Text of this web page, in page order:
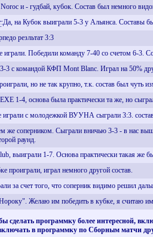
и - гудбай, кубок. Состав был немного
:Да, на Кубок выиграли 5-3 у Альянса. Составы
резльтат 3:3
играли. Победили команду 7-40 со счетом 6-3.
3 с командой КФП Mont Blanc. Играл на 50%
но не так крупно, т.к. состав был чуть
1-4, основа была практически та же, но
играли с молодежкой ВУУНА сыграли 3:3.
же соперником. Сыграли вничью 3-3 - в нас
раунд.
выиграли 1-7. Основа практически такая же
проиграли, играл немного другой состав.
за счет того, что соперник видимо решил
Желаю им победить в кубке, я считаю им
сделать программку более интересной,
включать в программку по Сборным матчи